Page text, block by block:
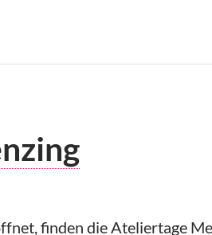
finden die Ateliertage